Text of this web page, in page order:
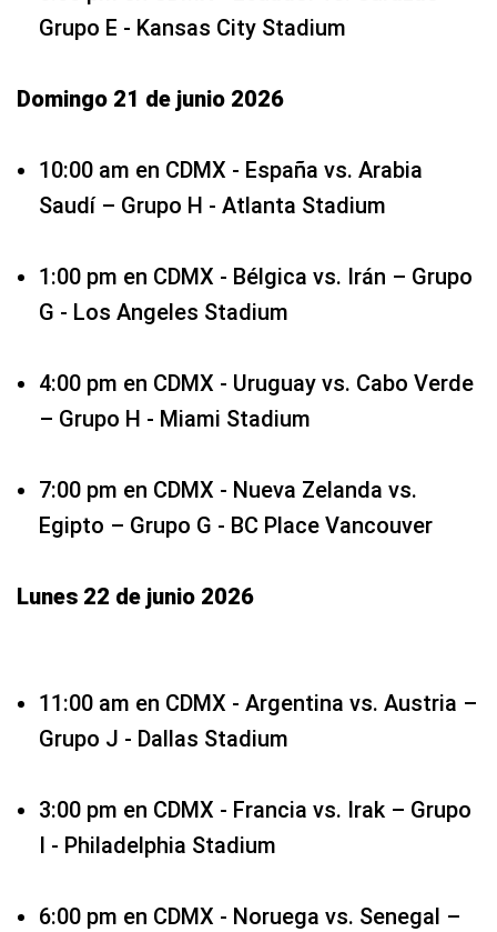
Grupo E - Kansas City Stadium
Domingo 21 de junio 2026
10:00 am en CDMX - España vs. Arabia
Saudí – Grupo H - Atlanta Stadium
1:00 pm en CDMX - Bélgica vs. Irán – Grupo
G - Los Angeles Stadium
4:00 pm en CDMX - Uruguay vs. Cabo Verde
– Grupo H - Miami Stadium
7:00 pm en CDMX - Nueva Zelanda vs.
Egipto – Grupo G - BC Place Vancouver
Lunes 22 de junio 2026
11:00 am en CDMX - Argentina vs. Austria –
Grupo J - Dallas Stadium
3:00 pm en CDMX - Francia vs. Irak – Grupo
I - Philadelphia Stadium
6:00 pm en CDMX - Noruega vs. Senegal –